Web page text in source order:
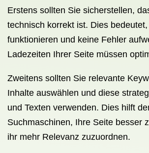
Erstens sollten Sie sicherstellen,
technisch korrekt ist. Dies
funktionieren und keine Fehler
Ladezeiten Ihrer Seite müssen
Zweitens sollten Sie relevante
Inhalte auswählen und diese
und Texten verwenden. Dies hilft
Suchmaschinen, Ihre Seite besser
ihr mehr Relevanz zuzuordnen.